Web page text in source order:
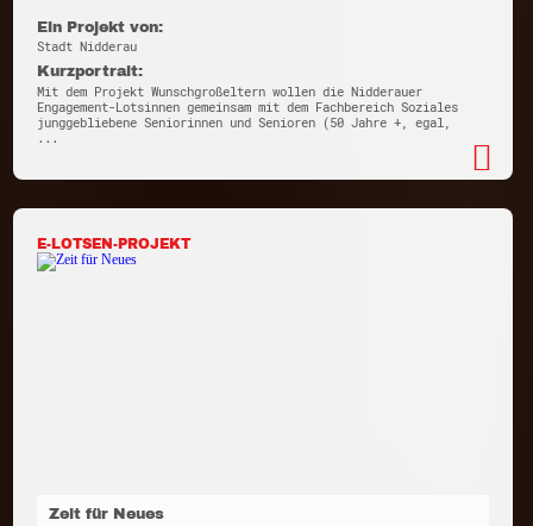
Ein Projekt von:
Stadt Nidderau
Kurzportrait:
Mit dem Projekt Wunschgroßeltern wollen die Nidderauer
Engagement-Lotsinnen gemeinsam mit dem Fachbereich Soziales
junggebliebene Seniorinnen und Senioren (50 Jahre +, egal,
...
E-LOTSEN-PROJEKT
Zeit für Neues